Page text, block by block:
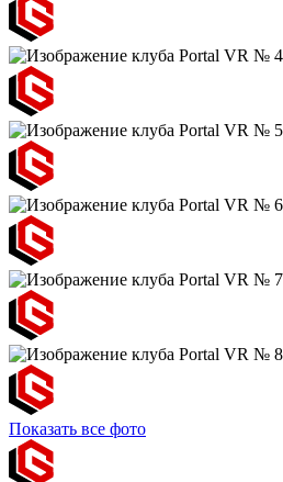
Показать все фото